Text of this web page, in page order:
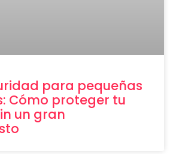
para pequeñas
Cómo proteger tu
un gran